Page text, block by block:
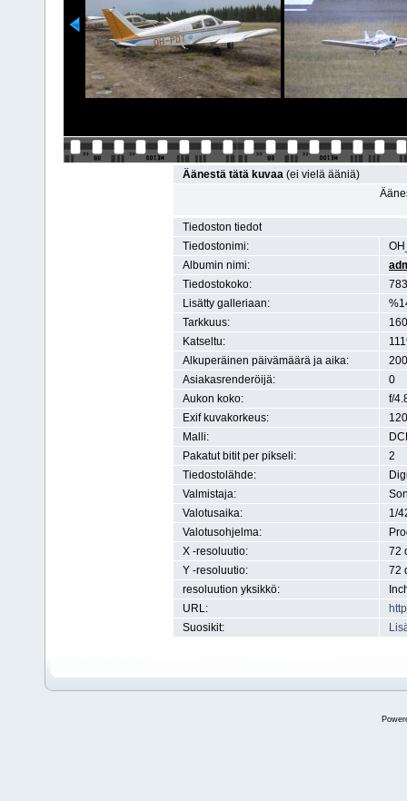
Äänestä tätä kuvaa (ei vielä ääniä)
Tiedoston tiedot
Tiedostonimi:
Albumin nimi:
Tiedostokoko:
Lisätty galleriaan:
Tarkkuus:
Katseltu:
Alkuperäinen päivämäärä ja aika:
Asiakasrenderöijä:
0
Aukon koko:
f/
Exif kuvakorkeus:
Malli:
Pakatut bitit per pikseli:
2
Tiedostolähde:
Valmistaja:
Valotusaika:
1/
Valotusohjelma:
X -resoluutio:
72
Y -resoluutio:
72
resoluution yksikkö:
URL:
Suosikit: